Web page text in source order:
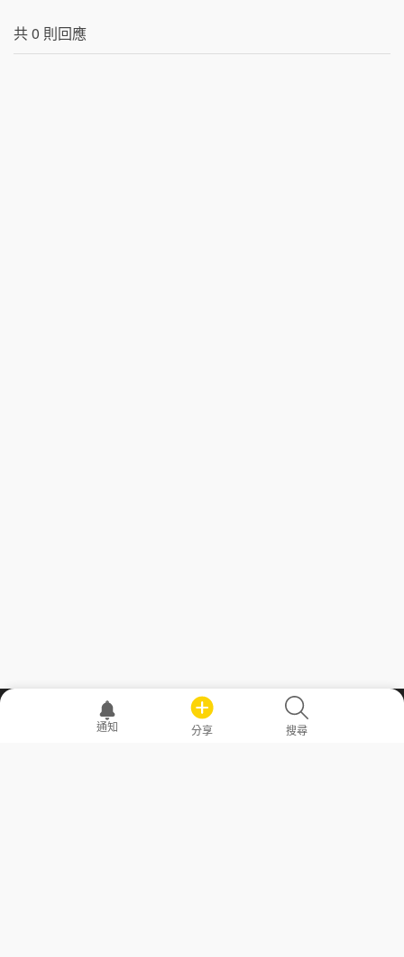
共0 則回應
職場透明化運動
通知 分享 搜尋